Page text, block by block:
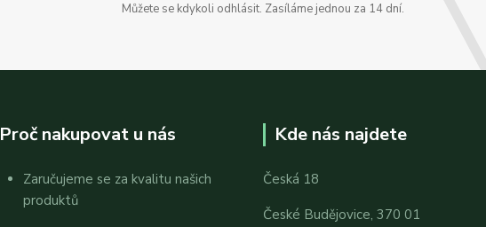
Můžete se kdykoli odhlásit. Zasíláme jednou za 14 dní.
Proč nakupovat u nás
Zaručujeme se za kvalitu našich
produktů
Kde nás najdete
Česká 18
České Budějovice, 370 01